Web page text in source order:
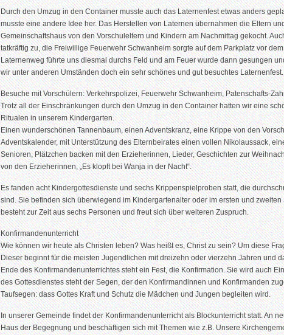
Durch den Umzug in den Container musste auch das Laternenfest etwas anders
musste eine andere Idee her. Das Herstellen von Laternen übernahmen die Eltern
Gemeinschaftshaus von den Vorschuleltern und Kindern am Nachmittag gekocht.
tatkräftig zu, die Freiwillige Feuerwehr Schwanheim sorgte auf dem Parkplatz vor
Laternenweg führte uns diesmal durchs Feld und am Feuer wurde dann gesungen
wir unter anderen Umständen doch ein sehr schönes und gut besuchtes Laternenfest.
Besuche mit Vorschülern: Verkehrspolizei, Feuerwehr Schwanheim, Patenschafts-
Trotz all der Einschränkungen durch den Umzug in den Container hatten wir eine
Ritualen in unserem Kindergarten.
Einen wunderschönen Tannenbaum, einen Adventskranz, eine Krippe von den
Adventskalender, mit Unterstützung des Elternbeirates einen vollen Nikolaussack,
Senioren, Plätzchen backen mit den Erzieherinnen, Lieder, Geschichten zur
von den Erzieherinnen, „Es klopft bei Wanja in der Nacht“.
Es fanden acht Kindergottesdienste und sechs Krippenspielproben statt, die
sind. Sie befinden sich überwiegend im Kindergartenalter oder im ersten und
besteht zur Zeit aus sechs Personen und freut sich über weiteren Zuspruch.
Konfirmandenunterricht
Wie können wir heute als Christen leben? Was heißt es, Christ zu sein? Um diese
Dieser beginnt für die meisten Jugendlichen mit dreizehn oder vierzehn Jahren und
Ende des Konfirmandenunterrichtes steht ein Fest, die Konfirmation. Sie wird auch
des Gottesdienstes steht der Segen, der den Konfirmandinnen und Konfirmanden
Taufsegen: dass Gottes Kraft und Schutz die Mädchen und Jungen begleiten wird.
In unserer Gemeinde findet der Konfirmandenunterricht als Blockunterricht statt. An
Haus der Begegnung und beschäftigen sich mit Themen wie z.B. Unsere